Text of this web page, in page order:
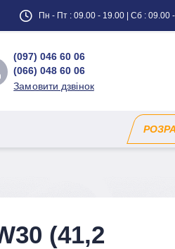
Пн - Пт : 09.00 - 19.00 | Сб : 09.00
(097) 046 60 06
(066) 048 60 06
Замовити дзвінок
(41,2